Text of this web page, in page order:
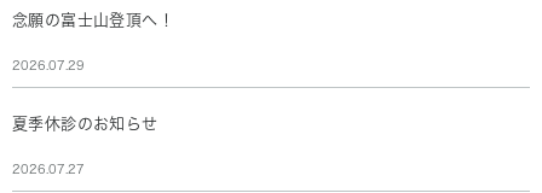
念願の富士山登頂へ！
2026.07.29
夏季休診のお知らせ
2026.07.27